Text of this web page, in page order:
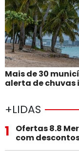
Mais de 30
alerta de
+LIDAS
1
Ofertas 8.8
com